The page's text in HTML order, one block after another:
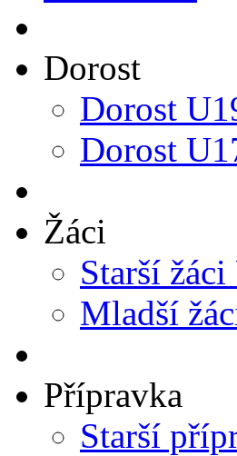
Dorost
Dorost
Dorost
Žáci
Starší žáci
Mladší
Přípravka
Starší